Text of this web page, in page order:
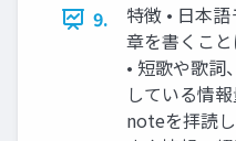
9.
特徴 • 日本
章を書くこ
• 短歌や歌詞
している情
noteを拝読